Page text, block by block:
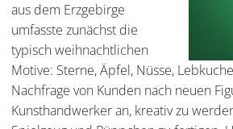
aus dem Erzgebirge
umfasste zunächst die
typisch weihnachtlichen
Motive: Sterne, Äpfel, Nüsse,
Nachfrage von Kunden nach neuen
Kunsthandwerker an, kreativ zu